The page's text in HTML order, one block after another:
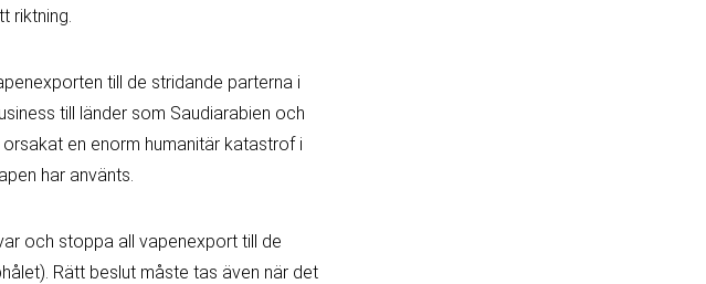
riktning.
till de stridande parterna i
till länder som Saudiarabien och
en enorm humanitär katastrof i
har använts.
och stoppa all vapenexport till de
Rätt beslut måste tas även när det